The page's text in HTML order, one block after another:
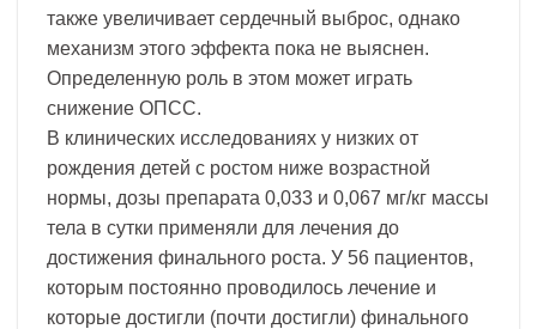
также увеличивает сердечный выброс, однако
механизм этого эффекта пока не выяснен.
Определенную роль в этом может играть
снижение ОПСС.
В клинических исследованиях у низких от
рождения детей с ростом ниже возрастной
нормы, дозы препарата 0,033 и 0,067 мг/кг массы
тела в сутки применяли для лечения до
достижения финального роста. У 56 пациентов,
которым постоянно проводилось лечение и
которые достигли (почти достигли) финального